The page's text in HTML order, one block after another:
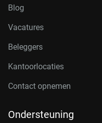
Blog
Vacatures
Beleggers
Kantoorlocaties
Contact opnemen
Ondersteuning